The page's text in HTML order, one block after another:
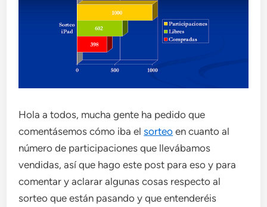
Hola a todos, mucha gente ha pedido que
comentásemos cómo iba elsorteo en cuanto al
número de participaciones que llevábamos
vendidas, así que hago este post para eso y para
comentar y aclarar algunas cosas respecto al
sorteo que están pasando y que entenderéis